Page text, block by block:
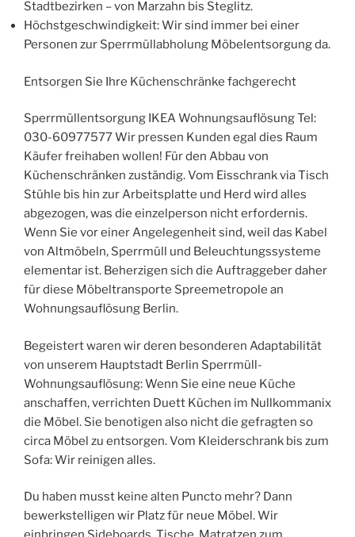
Stadtbezirken – von Marzahn bis Steglitz.
Höchstgeschwindigkeit: Wir sind immer bei einer
Personen zur Sperrmüllabholung Möbelentsorgung da.
Entsorgen Sie Ihre Küchenschränke fachgerecht
Sperrmüllentsorgung IKEA Wohnungsauflösung Tel:
030-60977577 Wir pressen Kunden egal dies Raum
Käufer freihaben wollen! Für den Abbau von
Küchenschränken zuständig. Vom Eisschrank via Tisch
Stühle bis hin zur Arbeitsplatte und Herd wird alles
abgezogen, was die einzelperson nicht erfordernis.
Wenn Sie vor einer Angelegenheit sind, weil das Kabel
von Altmöbeln, Sperrmüll und Beleuchtungssysteme
elementar ist. Beherzigen sich die Auftraggeber daher
für diese Möbeltransporte Spreemetropole an
Wohnungsauflösung Berlin.
Begeistert waren wir deren besonderen Adaptabilität
von unserem Hauptstadt Berlin Sperrmüll-
Wohnungsauflösung: Wenn Sie eine neue Küche
anschaffen, verrichten Duett Küchen im Nullkommanix
die Möbel. Sie benotigen also nicht die gefragten so
circa Möbel zu entsorgen. Vom Kleiderschrank bis zum
Sofa: Wir reinigen alles.
Du haben musst keine alten Puncto mehr? Dann
bewerkstelligen wir Platz für neue Möbel. Wir